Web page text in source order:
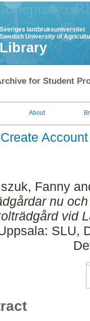
Sveriges lantbruksuniversitet
Swedish University of
Library
for Student
About
Create Account
Fanny
nu
vid
SLU,